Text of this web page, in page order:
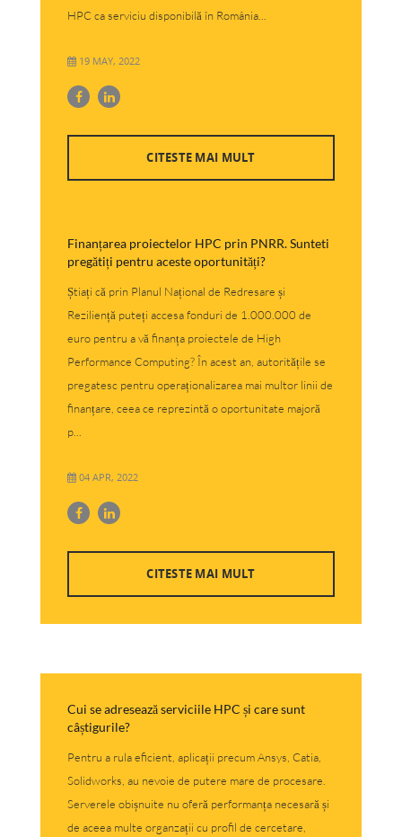
HPC ca serviciu disponibilă în România...
19 MAY, 2022
CITESTE MAI MULT
Finanțarea proiectelor HPC prin PNRR. Sunteti
pregătiți pentru aceste oportunități?
Știați că prin Planul Național de Redresare și
Reziliență puteți accesa fonduri de 1.000.000 de
euro pentru a vă finanța proiectele de High
Performance Computing? În acest an, autoritățile se
pregatesc pentru operaționalizarea mai multor linii de
finanțare, ceea ce reprezintă o oportunitate majoră
p...
04 APR, 2022
CITESTE MAI MULT
Cui se adresează serviciile HPC și care sunt
câștigurile?
Pentru a rula eficient, aplicații precum Ansys, Catia,
Solidworks, au nevoie de putere mare de procesare.
Serverele obișnuite nu oferă performanța necesară și
de aceea multe organzații cu profil de cercetare,